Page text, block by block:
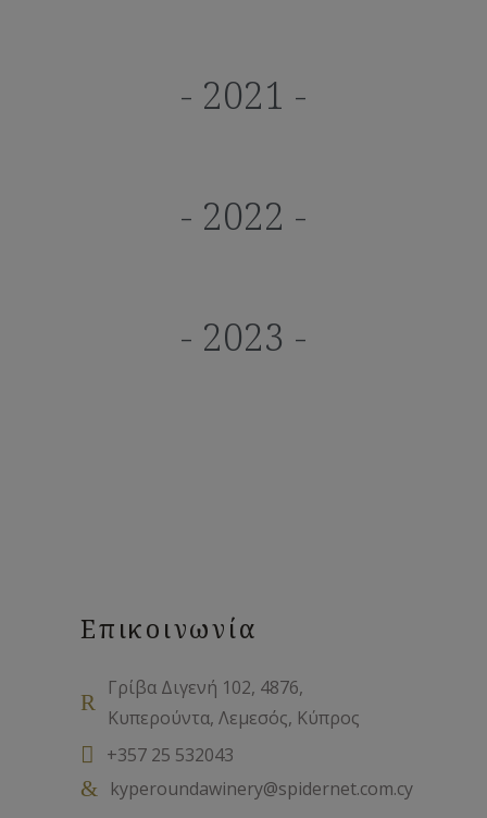
- 2021 -
- 2022 -
- 2023 -
Επικοινωνία
Γρίβα Διγενή 102, 4876,
Κυπερούντα, Λεμεσός, Κύπρος
+357 25 532043
kyperoundawinery@spidernet.com.cy